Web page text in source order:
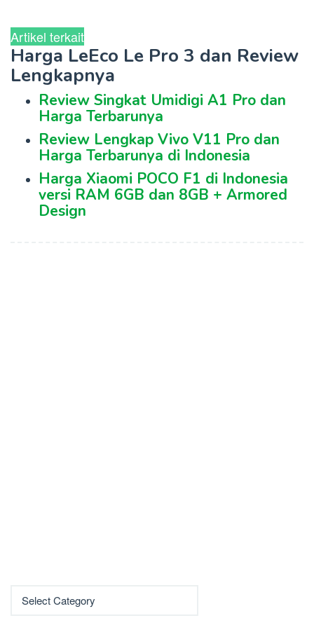
Artikel terkait
Harga LeEco Le Pro 3 dan Review
Lengkapnya
Review Singkat Umidigi A1 Pro dan
Harga Terbarunya
Review Lengkap Vivo V11 Pro dan
Harga Terbarunya di Indonesia
Harga Xiaomi POCO F1 di Indonesia
versi RAM 6GB dan 8GB + Armored
Design